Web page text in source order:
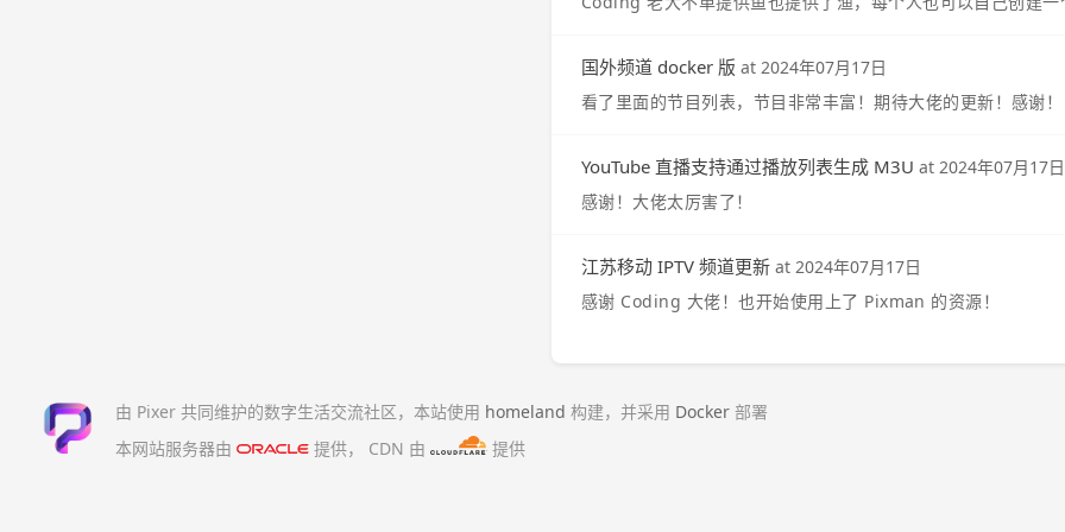
国外频道 docker 版 at 2024年07月17日
看了里面的节目列表，节目非常丰富！期待大佬的更新！感谢！
YouTube 直播支持通过播放列表生成 M3U at 2024年07月17日
感谢！大佬太厉害了！
江苏移动 IPTV 频道更新 at 2024年07月17日
感谢 Coding 大佬！也开始使用上了 Pixman 的资源！
由 Pixer 共同维护的数字生活交流社区，本站使用 homeland 构建，并采用 Docker 部署
本网站服务器由
提供， CDN 由 提供